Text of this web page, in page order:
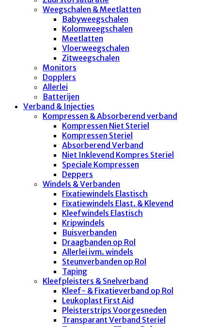
Weegschalen & Meetlatten
Babyweegschalen
Kolomweegschalen
Meetlatten
Vloerweegschalen
Zitweegschalen
Monitors
Dopplers
Allerlei
Batterijen
Verband & Injecties
Kompressen & Absorberend verband
Kompressen Niet Steriel
Kompressen Steriel
Absorberend Verband
Niet Inklevend Kompres Steriel
Speciale Kompressen
Deppers
Windels & Verbanden
Fixatiewindels Elastisch
Fixatiewindels Elast. & Klevend
Kleefwindels Elastisch
Kripwindels
Buisverbanden
Draagbanden op Rol
Allerlei ivm. windels
Steunverbanden op Rol
Taping
Kleefpleisters & Snelverband
Kleef- & Fixatieverband op Rol
Leukoplast First Aid
Pleisterstrips Voorgesneden
Transparant Verband Steriel